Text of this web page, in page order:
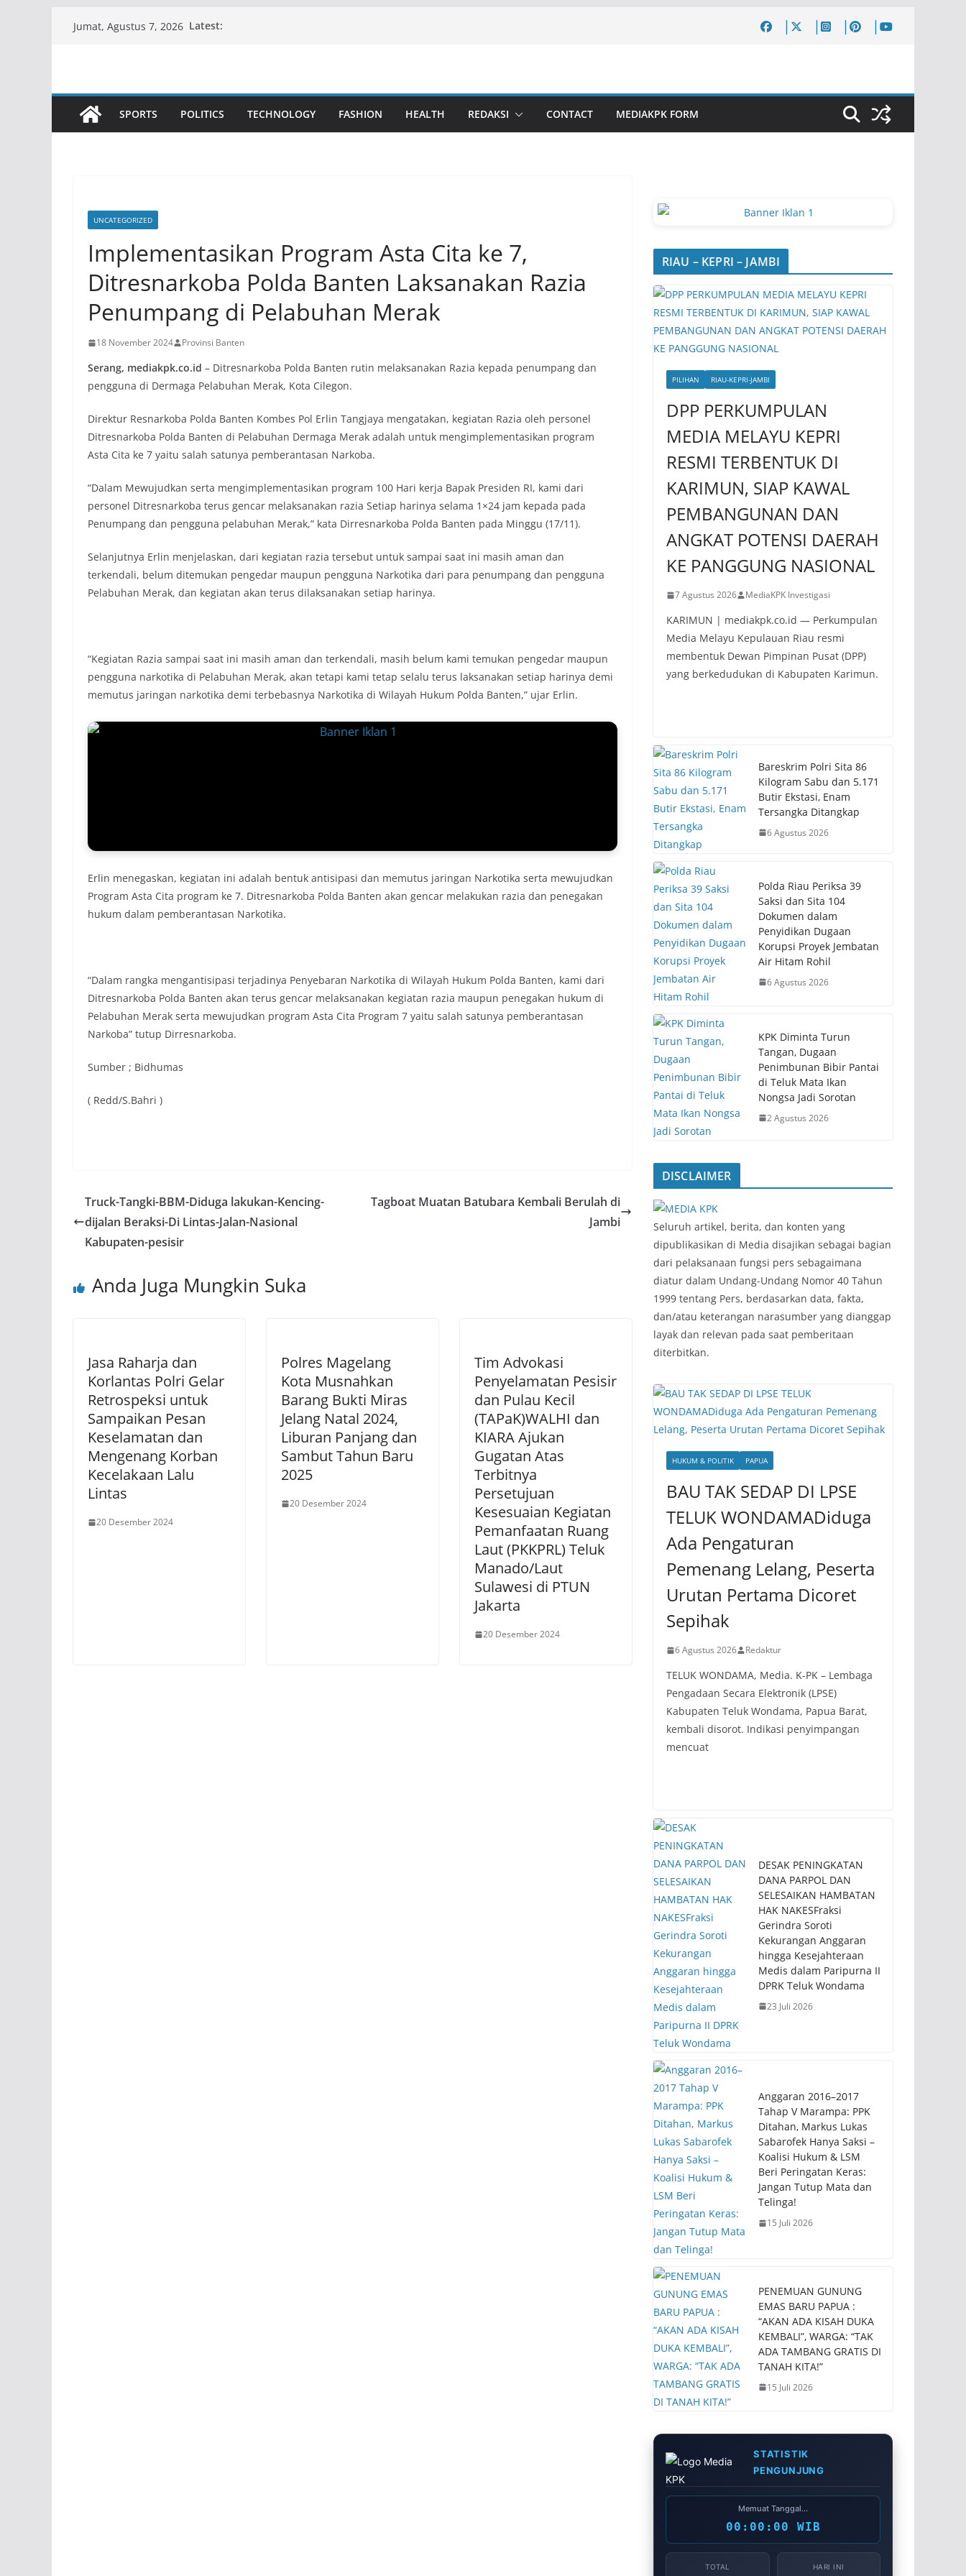
Jumat, Agustus 7, 2026 Latest:
SPORTS POLITICS TECHNOLOGY FASHION HEALTH REDAKSI CONTACT MEDIAKPK FORM
UNCATEGORIZED
Implementasikan Program Asta Cita ke 7,
Ditresnarkoba Polda Banten Laksanakan Razia
Penumpang di Pelabuhan Merak
18 November 2024 Provinsi Banten
Serang, mediakpk.co.id – Ditresnarkoba Polda Banten rutin melaksanakan Razia kepada penumpang dan
pengguna di Dermaga Pelabuhan Merak, Kota Cilegon.
Direktur Resnarkoba Polda Banten Kombes Pol Erlin Tangjaya mengatakan, kegiatan Razia oleh personel
Ditresnarkoba Polda Banten di Pelabuhan Dermaga Merak adalah untuk mengimplementasikan program
Asta Cita ke 7 yaitu salah satunya pemberantasan Narkoba.
“Dalam Mewujudkan serta mengimplementasikan program 100 Hari kerja Bapak Presiden RI, kami dari
personel Ditresnarkoba terus gencar melaksanakan razia Setiap harinya selama 1×24 jam kepada pada
Penumpang dan pengguna pelabuhan Merak,” kata Dirresnarkoba Polda Banten pada Minggu (17/11).
Selanjutnya Erlin menjelaskan, dari kegiatan razia tersebut untuk sampai saat ini masih aman dan
terkendali, belum ditemukan pengedar maupun pengguna Narkotika dari para penumpang dan pengguna
Pelabuhan Merak, dan kegiatan akan terus dilaksanakan setiap harinya.
“Kegiatan Razia sampai saat ini masih aman dan terkendali, masih belum kami temukan pengedar maupun
pengguna narkotika di Pelabuhan Merak, akan tetapi kami tetap selalu terus laksanakan setiap harinya demi
memutus jaringan narkotika demi terbebasnya Narkotika di Wilayah Hukum Polda Banten,” ujar Erlin.
Erlin menegaskan, kegiatan ini adalah bentuk antisipasi dan memutus jaringan Narkotika serta mewujudkan
Program Asta Cita program ke 7. Ditresnarkoba Polda Banten akan gencar melakukan razia dan penegakan
hukum dalam pemberantasan Narkotika.
“Dalam rangka mengantisipasi terjadinya Penyebaran Narkotika di Wilayah Hukum Polda Banten, kami dari
Ditresnarkoba Polda Banten akan terus gencar melaksanakan kegiatan razia maupun penegakan hukum di
Pelabuhan Merak serta mewujudkan program Asta Cita Program 7 yaitu salah satunya pemberantasan
Narkoba” tutup Dirresnarkoba.
Sumber ; Bidhumas
( Redd/S.Bahri )
Truck-Tangki-BBM-Diduga lakukan-Kencing-
dijalan Beraksi-Di Lintas-Jalan-Nasional
Kabupaten-pesisir
Tagboat Muatan Batubara Kembali Berulah di
Jambi
Anda Juga Mungkin Suka
Jasa Raharja dan
Korlantas Polri Gelar
Retrospeksi untuk
Sampaikan Pesan
Keselamatan dan
Mengenang Korban
Kecelakaan Lalu
Lintas
20 Desember 2024
Polres Magelang
Kota Musnahkan
Barang Bukti Miras
Jelang Natal 2024,
Liburan Panjang dan
Sambut Tahun Baru
2025
20 Desember 2024
Tim Advokasi
Penyelamatan Pesisir
dan Pulau Kecil
(TAPaK)WALHI dan
KIARA Ajukan
Gugatan Atas
Terbitnya
Persetujuan
Kesesuaian Kegiatan
Pemanfaatan Ruang
Laut (PKKPRL) Teluk
Manado/Laut
Sulawesi di PTUN
Jakarta
20 Desember 2024
RIAU – KEPRI – JAMBI
PILIHAN RIAU-KEPRI-JAMBI
DPP PERKUMPULAN
MEDIA MELAYU KEPRI
RESMI TERBENTUK DI
KARIMUN, SIAP KAWAL
PEMBANGUNAN DAN
ANGKAT POTENSI DAERAH
KE PANGGUNG NASIONAL
7 Agustus 2026 MediaKPK Investigasi
KARIMUN | mediakpk.co.id — Perkumpulan
Media Melayu Kepulauan Riau resmi
membentuk Dewan Pimpinan Pusat (DPP)
yang berkedudukan di Kabupaten Karimun.
Bareskrim Polri Sita 86
Kilogram Sabu dan 5.171
Butir Ekstasi, Enam
Tersangka Ditangkap
6 Agustus 2026
Polda Riau Periksa 39
Saksi dan Sita 104
Dokumen dalam
Penyidikan Dugaan
Korupsi Proyek Jembatan
Air Hitam Rohil
6 Agustus 2026
KPK Diminta Turun
Tangan, Dugaan
Penimbunan Bibir Pantai
di Teluk Mata Ikan
Nongsa Jadi Sorotan
2 Agustus 2026
DISCLAIMER
‎Seluruh artikel, berita, dan konten yang
dipublikasikan di Media disajikan sebagai bagian
dari pelaksanaan fungsi pers sebagaimana
diatur dalam Undang-Undang Nomor 40 Tahun
1999 tentang Pers, berdasarkan data, fakta,
dan/atau keterangan narasumber yang dianggap
layak dan relevan pada saat pemberitaan
diterbitkan.
HUKUM & POLITIK PAPUA
BAU TAK SEDAP DI LPSE
TELUK WONDAMADiduga
Ada Pengaturan
Pemenang Lelang, Peserta
Urutan Pertama Dicoret
Sepihak
6 Agustus 2026 Redaktur
TELUK WONDAMA, Media. K-PK – Lembaga
Pengadaan Secara Elektronik (LPSE)
Kabupaten Teluk Wondama, Papua Barat,
kembali disorot. Indikasi penyimpangan
mencuat
DESAK PENINGKATAN
DANA PARPOL DAN
SELESAIKAN HAMBATAN
HAK NAKESFraksi
Gerindra Soroti
Kekurangan Anggaran
hingga Kesejahteraan
Medis dalam Paripurna II
DPRK Teluk Wondama
23 Juli 2026
Anggaran 2016–2017
Tahap V Marampa: PPK
Ditahan, Markus Lukas
Sabarofek Hanya Saksi –
Koalisi Hukum & LSM
Beri Peringatan Keras:
Jangan Tutup Mata dan
Telinga!
15 Juli 2026
PENEMUAN GUNUNG
EMAS BARU PAPUA :
“AKAN ADA KISAH DUKA
KEMBALI”, WARGA: “TAK
ADA TAMBANG GRATIS DI
TANAH KITA!”
15 Juli 2026
STATISTIK
PENGUNJUNG
Memuat Tanggal...
00:00:00 WIB
TOTAL HARI INI